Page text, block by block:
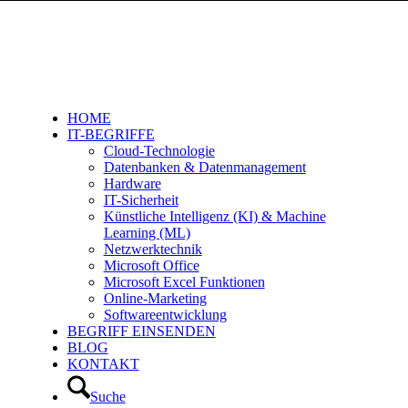
HOME
IT-BEGRIFFE
Cloud-Technologie
Datenbanken & Datenmanagement
Hardware
IT-Sicherheit
Künstliche Intelligenz (KI) & Machine
Learning (ML)
Netzwerktechnik
Microsoft Office
Microsoft Excel Funktionen
Online-Marketing
Softwareentwicklung
BEGRIFF EINSENDEN
BLOG
KONTAKT
Suche